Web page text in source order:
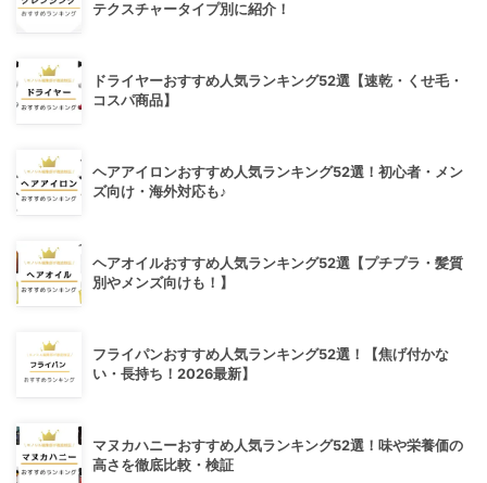
テクスチャータイプ別に紹介！
ドライヤーおすすめ人気ランキング52選【速乾・くせ毛・
コスパ商品】
ヘアアイロンおすすめ人気ランキング52選！初心者・メン
ズ向け・海外対応も♪
ヘアオイルおすすめ人気ランキング52選【プチプラ・髪質
別やメンズ向けも！】
フライパンおすすめ人気ランキング52選！【焦げ付かな
い・長持ち！2026最新】
マヌカハニーおすすめ人気ランキング52選！味や栄養価の
高さを徹底比較・検証